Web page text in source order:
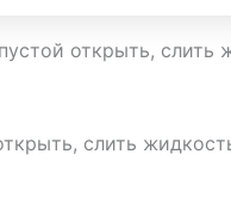
открыть,
слить